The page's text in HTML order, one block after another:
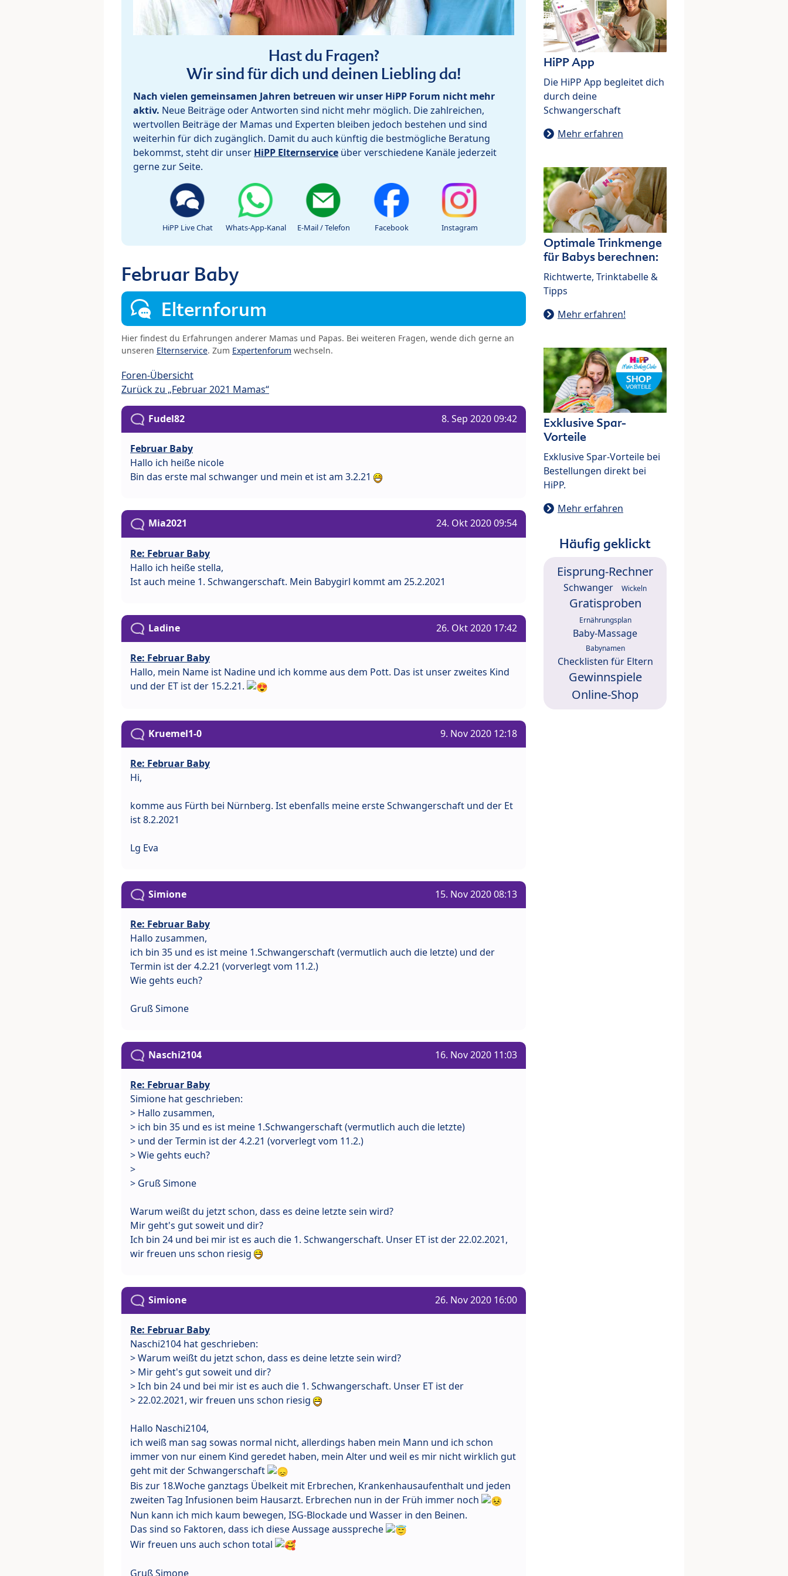
Hast du Fragen?
Wir sind für dich und deinen Liebling da!
Nach vielen gemeinsamen Jahren betreuen wir unser HiPP Forum nicht mehr
aktiv. Neue Beiträge oder Antworten sind nicht mehr möglich. Die zahlreichen,
wertvollen Beiträge der Mamas und Experten bleiben jedoch bestehen und sind
weiterhin für dich zugänglich. Damit du auch künftig die bestmögliche Beratung
bekommst, steht dir unser HiPP Elternservice über verschiedene Kanäle jederzeit
gerne zur Seite.
HiPP Live Chat Whats-App-Kanal E-Mail / Telefon Facebook Instagram
Februar Baby
Elternforum
Hier findest du Erfahrungen anderer Mamas und Papas. Bei weiteren Fragen, wende dich gerne an
unseren Elternservice. Zum Expertenforum wechseln.
Foren-Übersicht
Zurück zu „Februar 2021 Mamas“
Fudel82 8. Sep 2020 09:42
Februar Baby
Hallo ich heiße nicole
Bin das erste mal schwanger und mein et ist am 3.2.21
Mia2021 24. Okt 2020 09:54
Re: Februar Baby
Hallo ich heiße stella,
Ist auch meine 1. Schwangerschaft. Mein Babygirl kommt am 25.2.2021
Ladine 26. Okt 2020 17:42
Re: Februar Baby
Hallo, mein Name ist Nadine und ich komme aus dem Pott. Das ist unser zweites Kind
und der ET ist der 15.2.21.
Kruemel1-0 9. Nov 2020 12:18
Re: Februar Baby
Hi,
komme aus Fürth bei Nürnberg. Ist ebenfalls meine erste Schwangerschaft und der Et
ist 8.2.2021
Lg Eva
Simione 15. Nov 2020 08:13
Re: Februar Baby
Hallo zusammen,
ich bin 35 und es ist meine 1.Schwangerschaft (vermutlich auch die letzte) und der
Termin ist der 4.2.21 (vorverlegt vom 11.2.)
Wie gehts euch?
Gruß Simone
Naschi2104 16. Nov 2020 11:03
Re: Februar Baby
Simione hat geschrieben:
> Hallo zusammen,
> ich bin 35 und es ist meine 1.Schwangerschaft (vermutlich auch die letzte)
> und der Termin ist der 4.2.21 (vorverlegt vom 11.2.)
> Wie gehts euch?
>
> Gruß Simone
Warum weißt du jetzt schon, dass es deine letzte sein wird?
Mir geht's gut soweit und dir?
Ich bin 24 und bei mir ist es auch die 1. Schwangerschaft. Unser ET ist der 22.02.2021,
wir freuen uns schon riesig
Simione 26. Nov 2020 16:00
Re: Februar Baby
Naschi2104 hat geschrieben:
> Warum weißt du jetzt schon, dass es deine letzte sein wird?
> Mir geht's gut soweit und dir?
> Ich bin 24 und bei mir ist es auch die 1. Schwangerschaft. Unser ET ist der
> 22.02.2021, wir freuen uns schon riesig
Hallo Naschi2104,
ich weiß man sag sowas normal nicht, allerdings haben mein Mann und ich schon
immer von nur einem Kind geredet haben, mein Alter und weil es mir nicht wirklich gut
geht mit der Schwangerschaft
Bis zur 18.Woche ganztags Übelkeit mit Erbrechen, Krankenhausaufenthalt und jeden
zweiten Tag Infusionen beim Hausarzt. Erbrechen nun in der Früh immer noch
Nun kann ich mich kaum bewegen, ISG-Blockade und Wasser in den Beinen.
Das sind so Faktoren, dass ich diese Aussage ausspreche
Wir freuen uns auch schon total
Gruß Simone
HiPP App
Die HiPP App begleitet dich
durch deine
Schwangerschaft
Mehr erfahren
Optimale Trinkmenge
für Babys berechnen:
Richtwerte, Trinktabelle &
Tipps
Mehr erfahren!
Exklusive Spar-
Vorteile
Exklusive Spar-Vorteile bei
Bestellungen direkt bei
HiPP.
Mehr erfahren
Häufig geklickt
Eisprung-Rechner
Schwanger Wickeln
Gratisproben
Ernährungsplan
Baby-Massage
Babynamen
Checklisten für Eltern
Gewinnspiele
Online-Shop